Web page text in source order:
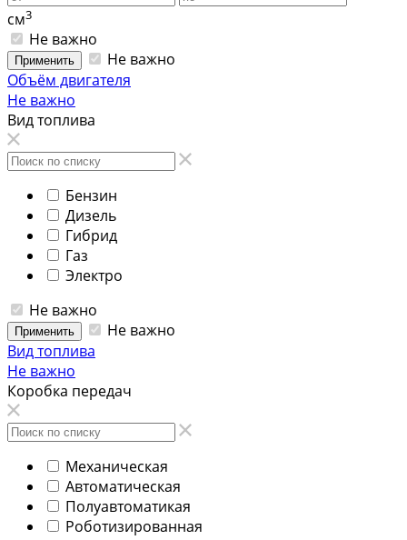
см3
Не важно
Применить
Не важно
Объём двигателя
Не важно
Вид топлива
Бензин
Дизель
Гибрид
Газ
Электро
Не важно
Применить
Не важно
Вид топлива
Не важно
Коробка передач
Механическая
Автоматическая
Полуавтоматикая
Роботизированная